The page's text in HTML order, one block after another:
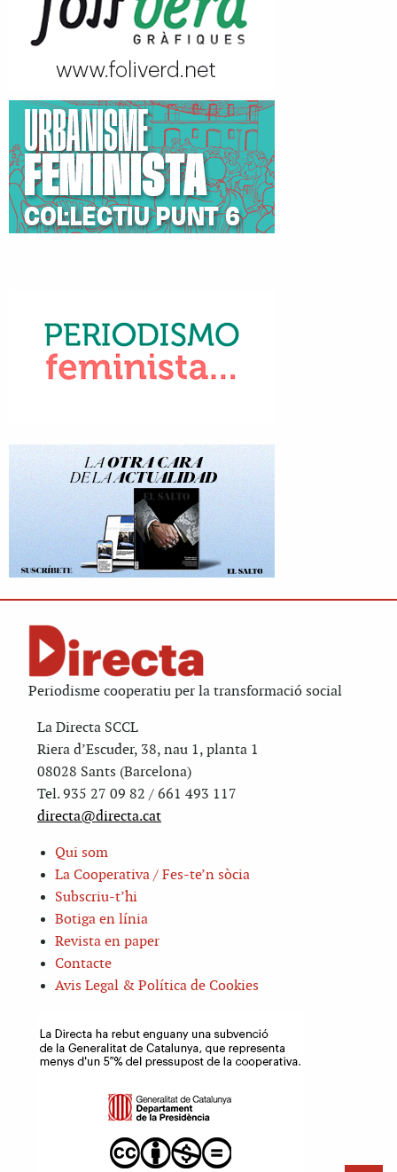
Periodisme cooperatiu per la transformació social
La Directa SCCL
Riera d’Escuder, 38, nau 1, planta 1
08028 Sants (Barcelona)
Tel. 935 27 09 82 / 661 493 117
directa@directa.cat
Qui som
La Cooperativa / Fes-te’n sòcia
Subscriu-t’hi
Botiga en línia
Revista en paper
Contacte
Avis Legal & Política de Cookies